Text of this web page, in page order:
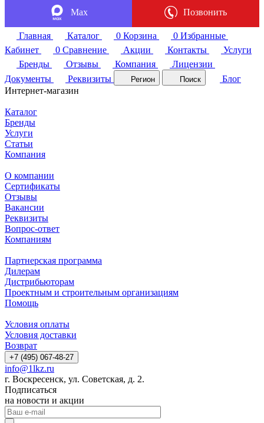
Max Позвонить
Главная Каталог 0 Корзина 0 Избранные
Кабинет
0 Сравнение Акции Контакты
Услуги
Бренды
Отзывы Компания
Лицензии
Документы
Реквизиты Регион Поиск
Блог
Интернет-магазин
Каталог
Бренды
Услуги
Статьи
Компания
О компании
Сертификаты
Отзывы
Вакансии
Реквизиты
Вопрос-ответ
Компаниям
Партнерская программа
Дилерам
Дистрибьюторам
Проектным и строительным организациям
Помощь
Условия оплаты
Условия доставки
Возврат
+7 (495) 067-48-27
info@1lkz.ru
г. Воскресенск, ул. Советская, д. 2.
Подписаться
на новости и акции